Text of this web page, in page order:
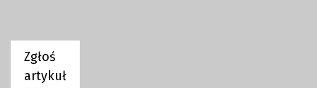
Zgłoś
artykuł